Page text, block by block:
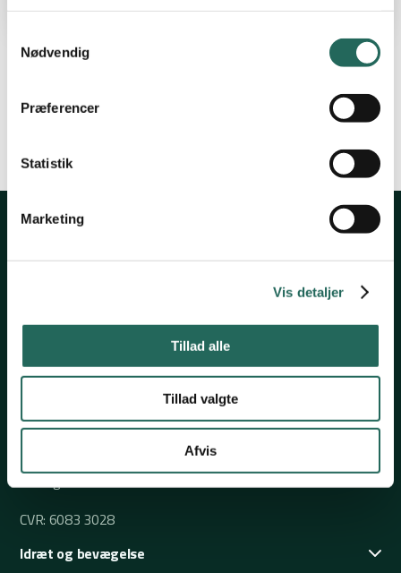
Nødvendig
Præferencer
Statistik
Marketing
Vis detaljer
Tillad alle
Tillad valgte
Afvis
Skal din klasse være med til et fedt floorball stævne så
meld dig til her
Nørrevoldgade 37
+45 6531 4646
skoleidraet@skoleidraet.dk
Mandag-torsdag: 09:00 – 14:30
Fredag: 09:00 – 12:00
CVR: 6083 3028
Idræt og bevægelse